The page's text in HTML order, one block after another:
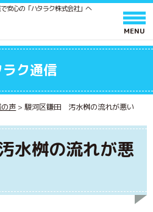
安心の「ハタラク株式会社」へ
ク通信
声 >駿河区鎌田 汚水桝の流れが悪い
水桝の流れが悪